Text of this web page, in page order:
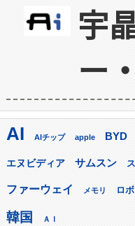
宇
ー
AI AIチップ apple BYD
エヌビディア サムスン
ファーウェイ メモリ ロ
韓国 ＡＩ